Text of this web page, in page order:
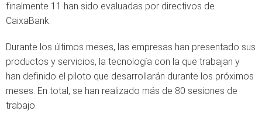
finalmente 11 han sido evaluadas por directivos de
CaixaBank.
Durante los últimos meses, las empresas han presentado sus
productos y servicios, la tecnología con la que trabajan y
han definido el piloto que desarrollarán durante los próximos
meses. En total, se han realizado más de 80 sesiones de
trabajo.